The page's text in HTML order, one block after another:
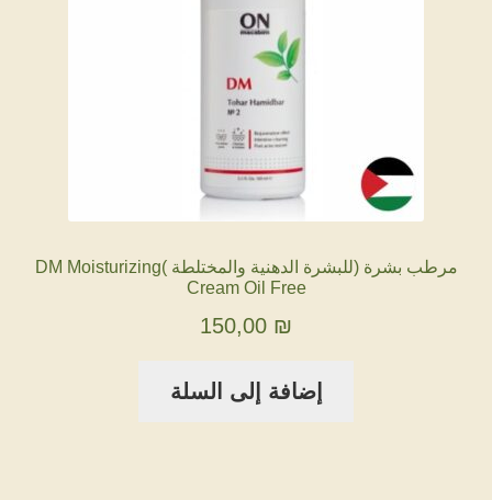
مرطب بشرة (للبشرة الدهنية والمختلطة )DM Moisturizing
Cream Oil Free
150,00 ₪
إضافة إلى السلة